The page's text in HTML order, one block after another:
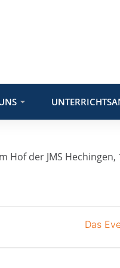
Hof der JMS
Das